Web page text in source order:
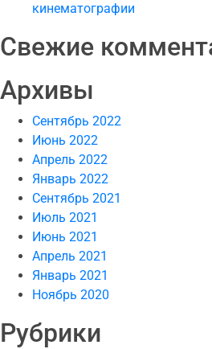
кинематографии
Свежие
Архивы
Сентябрь 2022
Июнь 2022
Апрель 2022
Январь 2022
Сентябрь 2021
Июль 2021
Июнь 2021
Апрель 2021
Январь 2021
Ноябрь 2020
Рубрики